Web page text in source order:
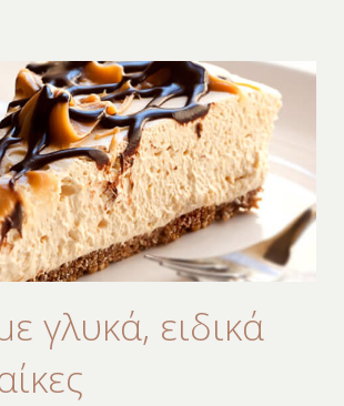
γλυκά, ειδικά